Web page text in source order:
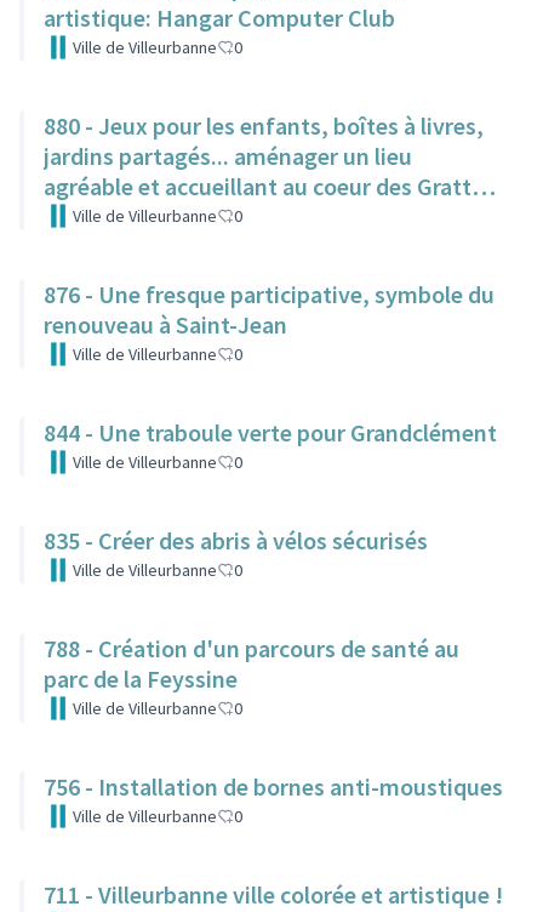
artistique: Hangar Computer Club
Ville de Villeurbanne 0
880 - Jeux pour les enfants, boîtes à livres,
jardins partagés... aménager un lieu
agréable et accueillant au coeur des Gratte-
CielVille de Villeurbanne 0
876 - Une fresque participative, symbole du
renouveau à Saint-Jean
Ville de Villeurbanne 0
844 - Une traboule verte pour Grandclément
Ville de Villeurbanne 0
835 - Créer des abris à vélos sécurisés
Ville de Villeurbanne 0
788 - Création d'un parcours de santé au
parc de la Feyssine
Ville de Villeurbanne 0
756 - Installation de bornes anti-moustiques
Ville de Villeurbanne 0
711 - Villeurbanne ville colorée et artistique !